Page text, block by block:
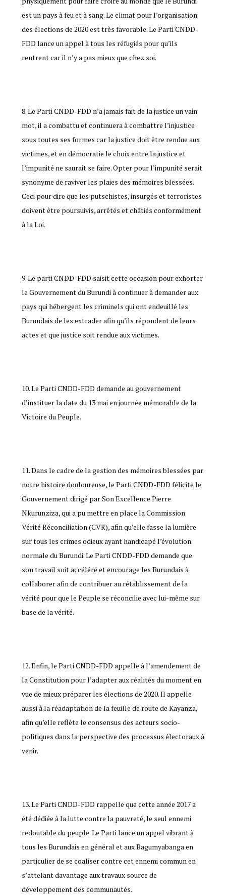
est un pays à feu et à sang. Le climat pour l’organisation
des élections de 2020 est très favorable. Le Parti CNDD-
FDD lance un appel à tous les réfugiés pour qu’ils
rentrent car il n’y a pas mieux que chez soi.
Le Parti CNDD-FDD n’a jamais fait de la justice un vain
mot, il a combattu et continuera à combattre l’injustice
sous toutes ses formes car la justice doit être rendue aux
victimes, et en démocratie le choix entre la justice et
l’impunité ne saurait se faire. Opter pour l’impunité serait
synonyme de raviver les plaies des mémoires blessées.
Ceci pour dire que les putschistes, insurgés et terroristes
doivent être poursuivis, arrêtés et châtiés conformément
à la Loi.
Le parti CNDD-FDD saisit cette occasion pour exhorter
le Gouvernement du Burundi à continuer à demander aux
pays qui hébergent les criminels qui ont endeuillé les
Burundais de les extrader afin qu’ils répondent de leurs
actes et que justice soit rendue aux victimes.
Le Parti CNDD-FDD demande au gouvernement
d’instituer la date du 13 mai en journée mémorable de la
Victoire du Peuple.
Dans le cadre de la gestion des mémoires blessées par
notre histoire douloureuse, le Parti CNDD-FDD félicite le
Gouvernement dirigé par Son Excellence Pierre
Nkurunziza, qui a pu mettre en place la Commission
Vérité Réconciliation (CVR), afin qu’elle fasse la lumière
sur tous les crimes odieux ayant handicapé l’évolution
normale du Burundi. Le Parti CNDD-FDD demande que
son travail soit accéléré et encourage les Burundais à
collaborer afin de contribuer au rétablissement de la
vérité pour que le Peuple se réconcilie avec lui-même sur
base de la vérité.
Enfin, le Parti CNDD-FDD appelle à l’amendement de
la Constitution pour l’adapter aux réalités du moment en
vue de mieux préparer les élections de 2020. Il appelle
aussi à la réadaptation de la feuille de route de Kayanza,
afin qu’elle reflète le consensus des acteurs socio-
politiques dans la perspective des processus électoraux à
venir.
Le Parti CNDD-FDD rappelle que cette année 2017 a
été dédiée à la lutte contre la pauvreté, le seul ennemi
redoutable du peuple. Le Parti lance un appel vibrant à
tous les Burundais en général et aux Bagumyabanga en
particulier de se coaliser contre cet ennemi commun en
s’attelant davantage aux travaux source de
développement des communautés.